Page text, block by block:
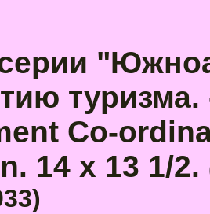
Co-
14 x 13 1/2.